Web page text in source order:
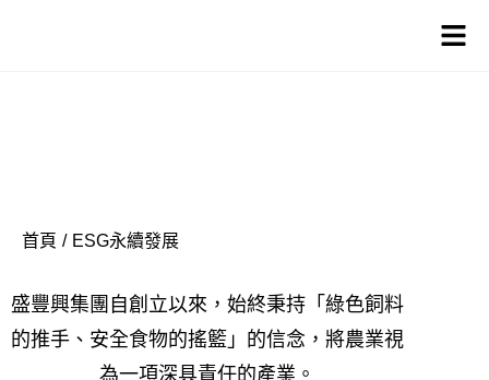
首頁 / ESG永續發展
盛豐興集團自創立以來，始終秉持「綠色飼料
的推手、安全食物的搖籃」的信念，將農業視
為一項深具責任的產業。